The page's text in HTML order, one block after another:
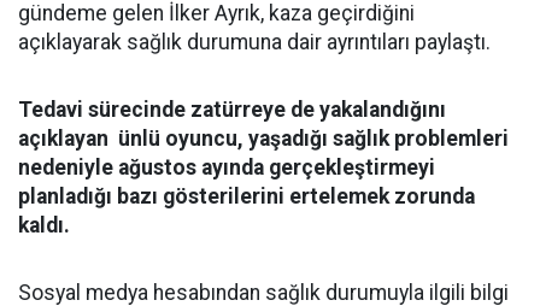
gündeme gelen İlker Ayrık, kaza geçirdiğini
açıklayarak sağlık durumuna dair ayrıntıları paylaştı.
Tedavi sürecinde zatürreye de yakalandığını
açıklayan ünlü oyuncu, yaşadığı sağlık problemleri
nedeniyle ağustos ayında gerçekleştirmeyi
planladığı bazı gösterilerini ertelemek zorunda
kaldı.
Sosyal medya hesabından sağlık durumuyla ilgili bilgi